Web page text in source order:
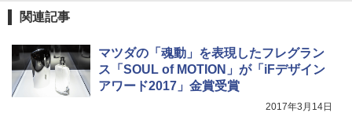
関連記事
マツダの「魂動」を表現したフレグラン
ス「SOUL of MOTION」が「iFデザイン
アワード2017」金賞受賞
2017年3月14日